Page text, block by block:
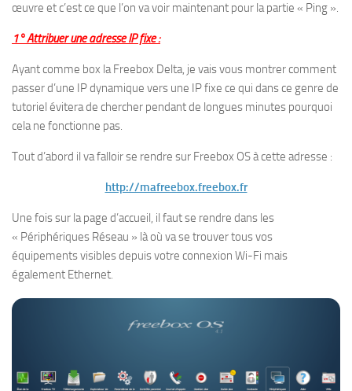
œuvre et c’est ce que l’on va voir maintenant pour la partie « Ping ».
1° Attribuer une adresse IP fixe :
Ayant comme box la Freebox Delta, je vais vous montrer comment
passer d’une IP dynamique vers une IP fixe ce qui dans ce genre de
tutoriel évitera de chercher pendant de longues minutes pourquoi
cela ne fonctionne pas.
Tout d’abord il va falloir se rendre sur Freebox OS à cette adresse :
http://mafreebox.freebox.fr
Une fois sur la page d’accueil, il faut se rendre dans les
« Périphériques Réseau » là où va se trouver tous vos
équipements visibles depuis votre connexion Wi-Fi mais
également Ethernet.